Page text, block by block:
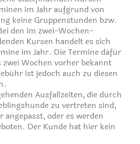
im Jahr aufgrund von
keine Gruppenstunden bzw.
den im zwei-Wochen-
Kursen handelt es sich
im Jahr. Die Termine dafür
Wochen vorher bekannt
ist jedoch auch zu diesen
Ausfallzeiten, die durch
zu vertreten sind,
oder es werden
Der Kunde hat hier kein